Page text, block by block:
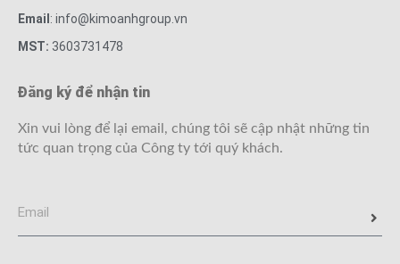
Email : info@kimoanhgroup.vn
MST: 3603731478
Đăng ký để nhận tin
Xin vui lòng để lại email, chúng tôi sẽ cập nhật những tin
tức quan trọng của Công ty tới quý khách.